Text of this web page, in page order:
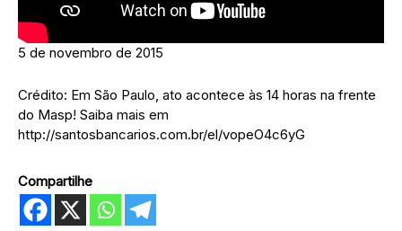
5 de novembro de 2015
Crédito: Em São Paulo, ato acontece às 14 horas na frente
do Masp! Saiba mais em
http://santosbancarios.com.br/el/vopeO4c6yG
Compartilhe